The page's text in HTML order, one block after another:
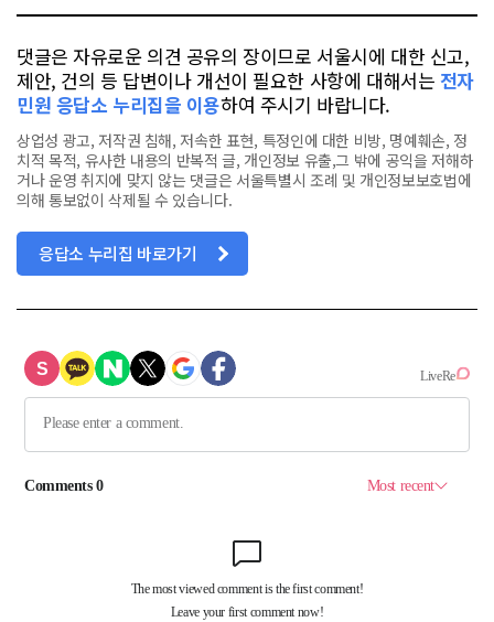
댓글은 자유로운 의견 공유의 장이므로 서울시에 대한 신고,
제안, 건의 등 답변이나 개선이 필요한 사항에 대해서는 전자
민원 응답소 누리집을 이용하여 주시기 바랍니다.
상업성 광고, 저작권 침해, 저속한 표현, 특정인에 대한 비방, 명예훼손, 정
치적 목적, 유사한 내용의 반복적 글, 개인정보 유출,그 밖에 공익을 저해하
거나 운영 취지에 맞지 않는 댓글은 서울특별시 조례 및 개인정보보호법에
의해 통보없이 삭제될 수 있습니다.
응답소 누리집 바로가기